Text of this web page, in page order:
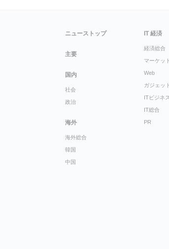
ニューストップ
主要
国内
社会
政治
海外
海外総合
韓国
中国
IT 経済
経済総合
マーケット
Web
ガジェット
ITビジネス
IT総合
PR